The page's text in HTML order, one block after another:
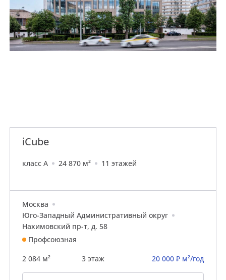
iCube
класс A 24 870 м² 11 этажей
Москва
Юго-Западный Административный округ
Нахимовский пр-т, д. 58
Профсоюзная
2 084 м²
3 этаж 20 000 ₽ м²/год